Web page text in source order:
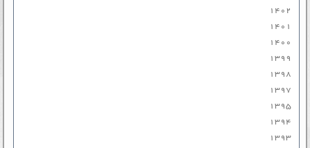
۱۴۰۲
۱۴۰۱
۱۴۰۰
۱۳۹۹
۱۳۹۸
۱۳۹۷
۱۳۹۵
۱۳۹۴
۱۳۹۳